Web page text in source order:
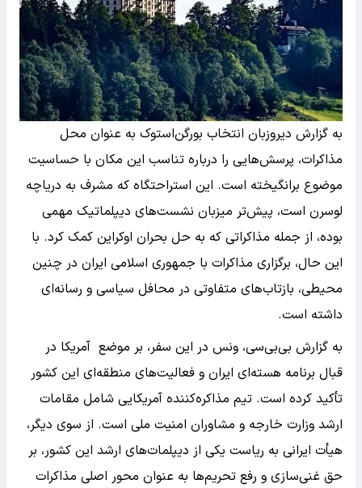
به گزارش دیروزبان انتخاب بورگن‌استوک به عنوان محل
مذاکرات، پرسش‌هایی را درباره تناسب این مکان با حساسیت
موضوع برانگیخته است. این استراحتگاه که مشرف به دریاچه
لوسرن است، پیش‌تر میزبان نشست‌های دیپلماتیک مهمی
بوده، از جمله مذاکراتی که به حل بحران اوکراین کمک کرد. با
این حال، برگزاری مذاکرات با جمهوری اسلامی ایران در چنین
محیطی، بازتاب‌های متفاوتی در محافل سیاسی و رسانه‌ای
داشته است.
به گزارش بی‌بی‌سی، ونس در این سفر، بر موضع آمریکا در
قبال برنامه هسته‌ای ایران و فعالیت‌های منطقه‌ای این کشور
تأکید کرده است. تیم مذاکره‌کننده آمریکایی شامل مقامات
ارشد وزارت خارجه و مشاوران امنیت ملی است. از سوی دیگر،
هیأت ایرانی به ریاست یکی از دیپلمات‌های ارشد این کشور، بر
حق غنی‌سازی و رفع تحریم‌ها به عنوان محور اصلی مذاکرات